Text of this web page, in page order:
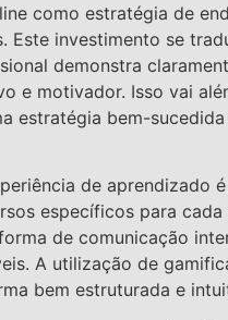
como estratégia de
Este investimento se
demonstra
e motivador. Isso vai
estratégia bem-
de aprendizado
específicos para
de comunicação
A utilização de
bem estruturada e